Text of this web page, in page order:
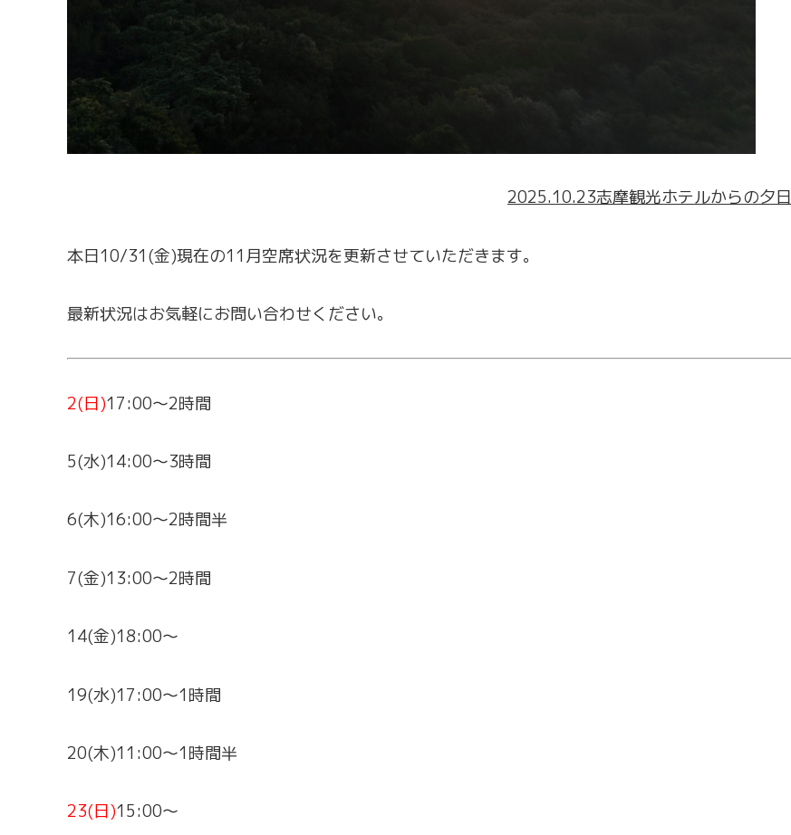
2025.10.23志摩観光ホテルからの夕日
本日10/31(金)現在の11月空席状況を更新させていただきます。
最新状況はお気軽にお問い合わせください。
2(日)17:00～2時間
5(水)14:00～3時間
6(木)16:00～2時間半
7(金)13:00～2時間
14(金)18:00～
19(水)17:00～1時間
20(木)11:00～1時間半
23(日)15:00～